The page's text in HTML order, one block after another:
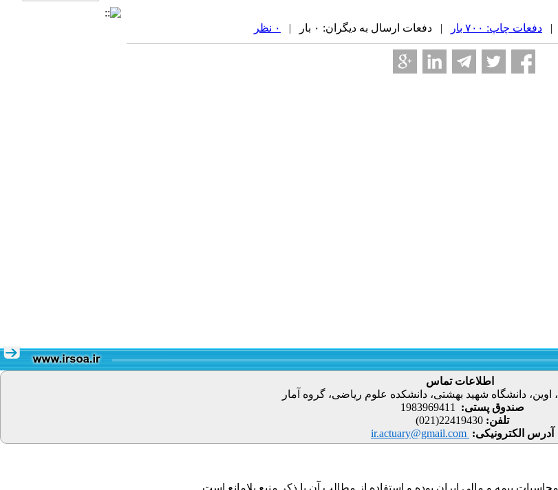
دفعات چاپ: ۷۰۰ بار | دفعات ارسال به دیگران: ۰ بار | ۰ نظر
اطلاعات تماس
اوین، دانشگاه شهید بهشتی، دانشکده علوم ریاضی، گروه آمار
صندوق پستی:
تلفن: 22419430(021)
آدرس الکترونیکی: ir.actuary@gmail.com
بیمه و مالی ایران بوده و استفاده از مطالب آن با ذکر منبع بلامانع است.